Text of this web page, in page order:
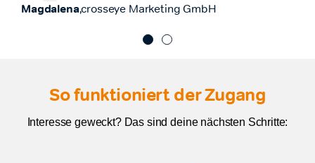
Magdalena,crosseye Marketing GmbH
So funktioniert der Zugang
Interesse geweckt? Das sind deine nächsten Schritte: